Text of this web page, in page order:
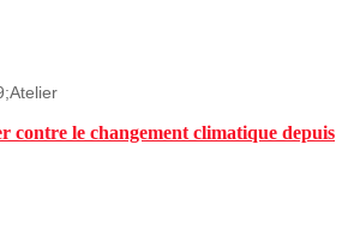
contre le changement climatique depuis